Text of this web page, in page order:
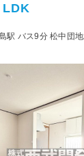
LDK
駅 バス9分 松中団